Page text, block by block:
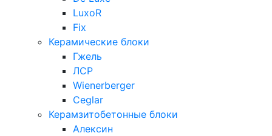
LuxoR
Fix
Керамические блоки
Гжель
ЛСР
Wienerberger
Ceglar
Керамзитобетонные блоки
Алексин